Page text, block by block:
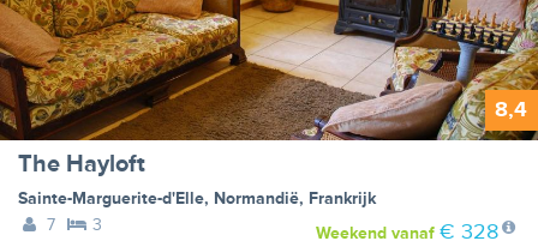
8,4
The Hayloft
Sainte-Marguerite-d'Elle, Normandië, Frankrijk
7
3 Weekendvanaf € 328